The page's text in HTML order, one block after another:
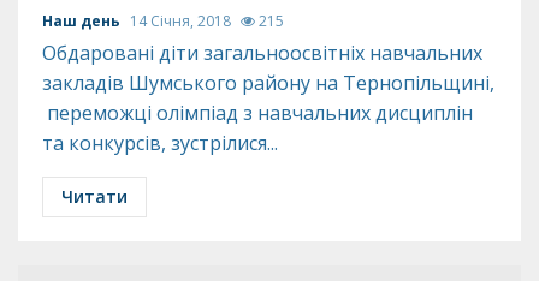
Наш день 14 Січня, 2018 215
Обдаровані діти загальноосвітніх навчальних
закладів Шумського району на Тернопільщині,
переможці олімпіад з навчальних дисциплін
та конкурсів, зустрілися...
Читати